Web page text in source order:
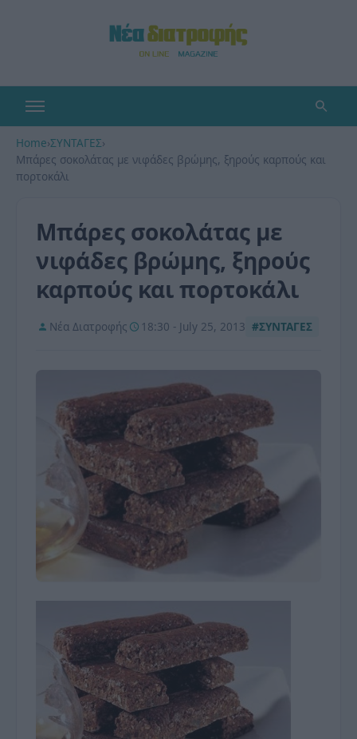
Home›ΣΥΝΤΑΓΕΣ›
Μπάρες σοκολάτας με νιφάδες βρώμης, ξηρούς καρπούς και
πορτοκάλι
Μπάρες σοκολάτας με
νιφάδες βρώμης, ξηρούς
καρπούς και πορτοκάλι
Νέα Διατροφής 18:30 - July 25, 2013 #ΣΥΝΤΑΓΕΣ